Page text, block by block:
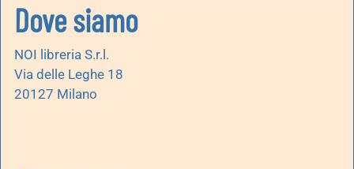
Dove siamo
NOI libreria S.r.l.
Via delle Leghe 18
20127 Milano